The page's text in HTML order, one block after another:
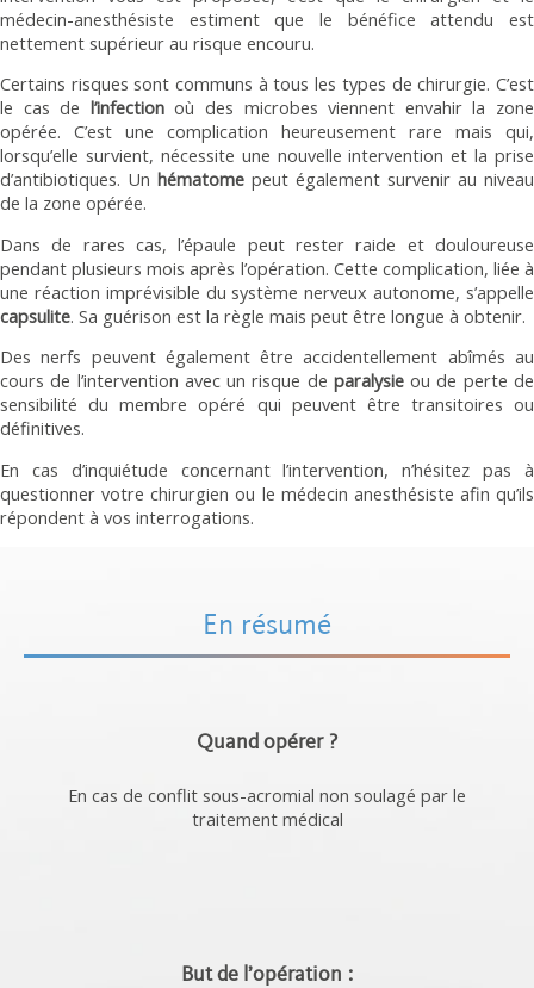
médecin-anesthésiste estiment que le bénéfice attendu est
nettement supérieur au risque encouru.
Certains risques sont communs à tous les types de chirurgie. C’est
le cas de l’infectionoù des microbes viennent envahir la zone
opérée. C’est une complication heureusement rare mais qui,
lorsqu’elle survient, nécessite une nouvelle intervention et la prise
d’antibiotiques. Un hématome peut également survenir au niveau
de la zone opérée.
Dans de rares cas, l’épaule peut rester raide et douloureuse
pendant plusieurs mois après l’opération. Cette complication, liée à
une réaction imprévisible du système nerveux autonome, s’appelle
capsulite. Sa guérison est la règle mais peut être longue à obtenir.
Des nerfs peuvent également être accidentellement abîmés au
cours de l’intervention avec un risque de paralysieou de perte de
sensibilité du membre opéré qui peuvent être transitoires ou
définitives.
En cas d’inquiétude concernant l’intervention, n’hésitez pas à
questionner votre chirurgien ou le médecin anesthésiste afin qu’ils
répondent à vos interrogations.
En résumé
Quand opérer ?
En cas de conflit sous-acromial non soulagé par le
traitement médical
But de l’opération :